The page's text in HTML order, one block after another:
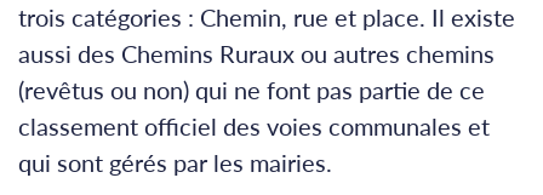
trois catégories : Chemin, rue et place. Il existe
aussi des Chemins Ruraux ou autres chemins
(revêtus ou non) qui ne font pas partie de ce
classement officiel des voies communales et
qui sont gérés par les mairies.